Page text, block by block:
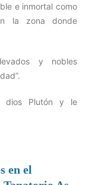
e inmortal como
la zona donde
y nobles
dios Plutón y le
en el